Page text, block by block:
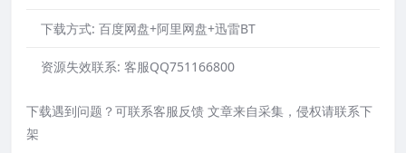
下载方式: 百度网盘+阿里网盘+迅雷BT
资源失效联系: 客服QQ751166800
下载遇到问题？可联系客服反馈 文章来自采集，侵权请联系下
架